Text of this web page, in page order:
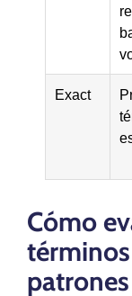
Exact
Cómo